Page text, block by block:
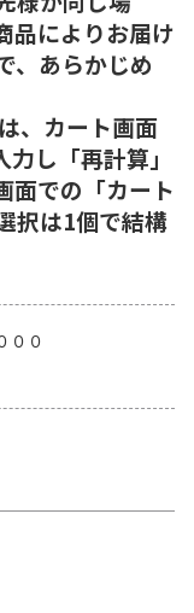
品によりお届け
、あらかじめ
、カート画面
し「再計算」
面での「カート
択は1個で結構
００